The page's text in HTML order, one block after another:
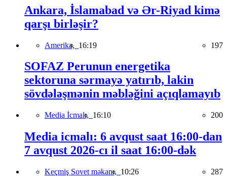
Ankara, İslamabad və Ər-Riyad kimə
qarşı birləşir?
Amerika, 16:19 197
SOFAZ Perunun energetika
sektoruna sərmayə yatırıb, lakin
sövdələşmənin məbləğini açıqlamayıb
Media İcmalı, 16:10 200
Media icmalı: 6 avqust saat 16:00-dan
7 avqust 2026-cı il saat 16:00-dək
Keçmiş Sovet məkanı, 10:26 287